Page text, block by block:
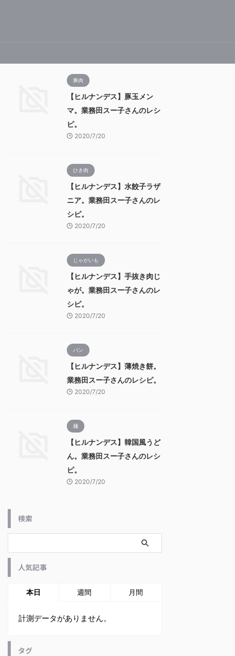
豚肉
【ヒルナンデス】豚玉メン
マ。業務田スー子さんのレシ
ピ。
2020/7/20
ひき肉
【ヒルナンデス】水餃子ラザ
ニア。業務田スー子さんのレ
シピ。
2020/7/20
じゃがいも
【ヒルナンデス】手抜き肉じ
ゃが。業務田スー子さんのレ
シピ。
2020/7/20
パン
【ヒルナンデス】薄焼き餅。
業務田スー子さんのレシピ。
2020/7/20
麺
【ヒルナンデス】韓国風うど
ん。業務田スー子さんのレシ
ピ。
2020/7/20
検索
人気記事
本日 週間 月間
計測データがありません。
タグ